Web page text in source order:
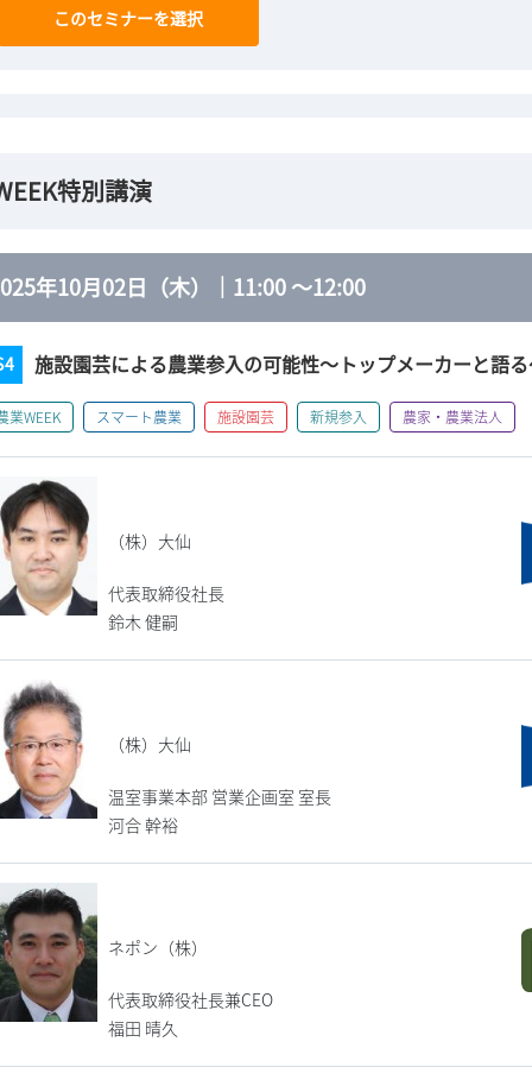
このセミナーを選択
特別講演
年10月02日（木） ｜ 11:00 ～12:00
施設園芸による農業参入の可能性～トップメーカーと語
WEEK スマート農業 施設園芸 新規参入 農家・農業法人
（株）大仙
代表取締役社長
鈴木 健嗣
（株）大仙
温室事業本部 営業企画室 室長
河合 幹裕
ネポン（株）
代表取締役社長兼CEO
福田 晴久